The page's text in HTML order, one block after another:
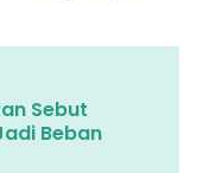
Sebut
Beban